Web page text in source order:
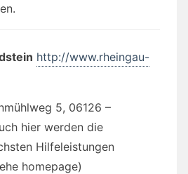
http://www.rheingau-
5, 06126 –
hier werden die
Hilfeleistungen
homepage)